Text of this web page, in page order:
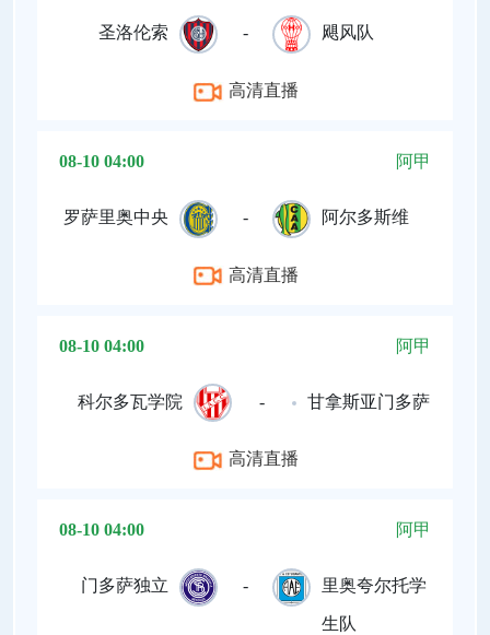
圣洛伦索 - 飓风队
高清直播
08-10 04:00 阿甲
罗萨里奥中央 - 阿尔多斯维
高清直播
08-10 04:00 阿甲
科尔多瓦学院 - 甘拿斯亚门多萨
高清直播
08-10 04:00 阿甲
门多萨独立 - 里奥夸尔托学
生队